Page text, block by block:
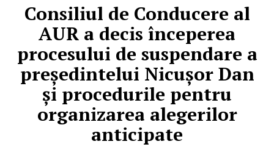
Consiliul de Conducere al
AUR a decis începerea
procesului de suspendare a
președintelui Nicușor Dan
și procedurile pentru
organizarea alegerilor
anticipate